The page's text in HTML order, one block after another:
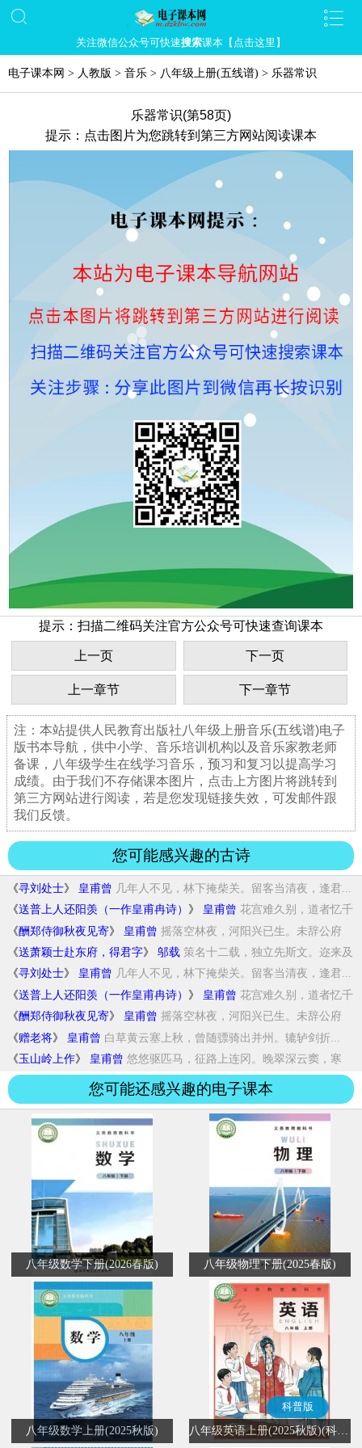
关注微信公众号可快速搜索课本【点击这里】
电子课本网 > 人教版 > 音乐 > 八年级上册(五线谱) > 乐器常识
乐器常识(第58页)
提示：点击图片为您跳转到第三方网站阅读课本
提示：扫描二维码关注官方公众号可快速查询课本
上一页 下一页
上一章节 下一章节
注：本站提供人民教育出版社八年级上册音乐(五线谱)电子
版书本导航，供中小学、音乐培训机构以及音乐家教老师
备课，八年级学生在线学习音乐，预习和复习以提高学习
成绩。由于我们不存储课本图片，点击上方图片将跳转到
第三方网站进行阅读，若是您发现链接失效，可发邮件跟
我们反馈。
您可能感兴趣的古诗
《寻刘处士》 皇甫曾 几年人不见，林下掩柴关。留客当清夜，逢君...
《送普上人还阳羡（一作皇甫冉诗） 》 皇甫曾 花宫难久别，道者忆千
灯。残雪入林路，暮山...
《酬郑侍御秋夜见寄》 皇甫曾 摇落空林夜，河阳兴已生。未辞公府
步，知结...
《送萧颖士赴东府，得君字》 邬载 策名十二载，独立先斯文。迩来及
门者，半已...
《寻刘处士》 皇甫曾 几年人不见，林下掩柴关。留客当清夜，逢君...
《送普上人还阳羡（一作皇甫冉诗） 》 皇甫曾 花宫难久别，道者忆千
灯。残雪入林路，暮山...
《酬郑侍御秋夜见寄》 皇甫曾 摇落空林夜，河阳兴已生。未辞公府
步，知结...
《赠老将》 皇甫曾 白草黄云塞上秋，曾随骠骑出并州。辘轳剑折...
《玉山岭上作》 皇甫曾 悠悠驱匹马，征路上连冈。晚翠深云窦，寒
台...
您可能还感兴趣的电子课本
八年级数学下册(2026春版) 八年级物理下册(2025春版)
八年级数学上册(2025秋版)
科普版
八年级英语上册(2025秋版)(科普版)